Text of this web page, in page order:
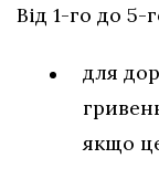
Від 1-го до 5-
для
якщо